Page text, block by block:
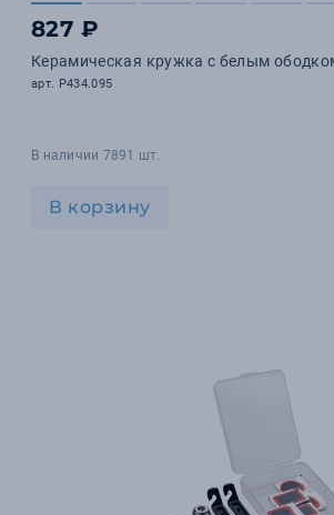
827 ₽
Керамическая кружка с белым
арт. P434.095
В наличии 7891 шт.
В корзину